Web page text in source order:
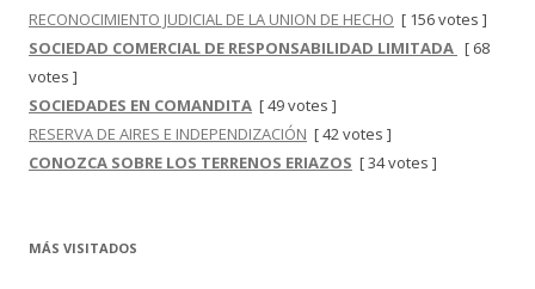
RECONOCIMIENTO JUDICIAL DE LA UNION DE HECHO [ 156 votes ]
SOCIEDAD COMERCIAL DE RESPONSABILIDAD LIMITADA [ 68
votes ]
SOCIEDADES EN COMANDITA [ 49 votes ]
RESERVA DE AIRES E INDEPENDIZACIÓN [ 42 votes ]
CONOZCA SOBRE LOS TERRENOS ERIAZOS [ 34 votes ]
MÁS VISITADOS